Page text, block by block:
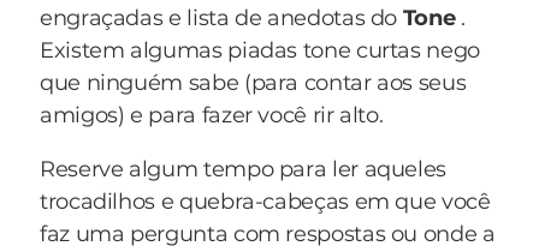
engraçadas e lista de anedotas do Tone.
Existem algumas piadas tone curtas nego
que ninguém sabe (para contar aos seus
amigos) e para fazer você rir alto.
Reserve algum tempo para ler aqueles
trocadilhos e quebra-cabeças em que você
faz uma pergunta com respostas ou onde a